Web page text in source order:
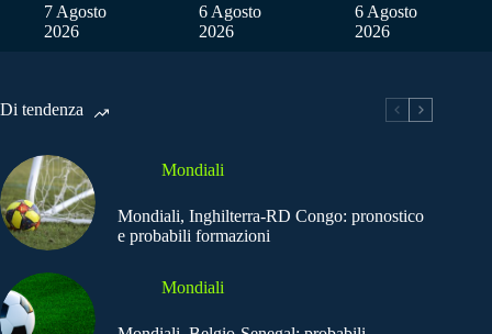
7 Agosto
2026
6 Agosto
2026
6 Agosto
2026
Di tendenza
Mondiali
Mondiali, Inghilterra-RD Congo: pronostico
e probabili formazioni
Mondiali